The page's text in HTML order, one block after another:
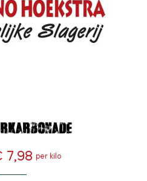
Normale
prijs
Prijs
7,98 per kilo